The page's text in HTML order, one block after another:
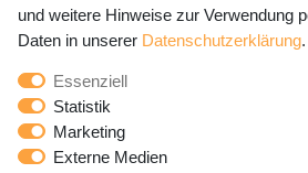
E-MAIL **
Newsletter
Honig
Hiermit bestätige ich, dass ich die
gelesen habe. Meine Einwilligung
widerrufen.**
und weitere Hinweise zur Verwendung
Daten in unserer Daten­schutz­erklärung.
Essenziell
Statistik
Marketing
Externe Medien